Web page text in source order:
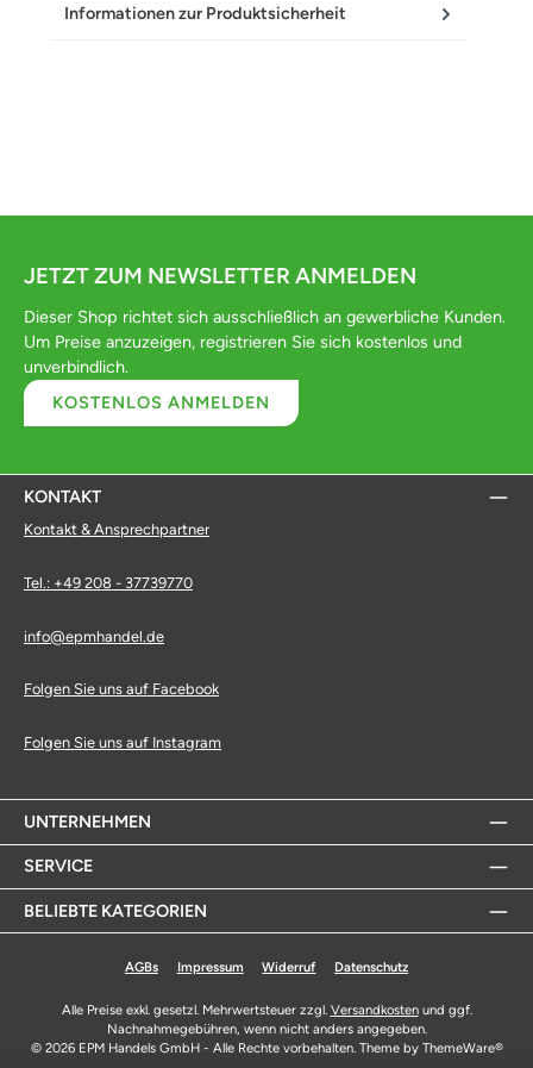
Informationen zur Produktsicherheit
JETZT ZUM NEWSLETTER ANMELDEN
Dieser Shop richtet sich ausschließlich an gewerbliche Kunden.
Um Preise anzuzeigen, registrieren Sie sich kostenlos und
unverbindlich.
KOSTENLOS ANMELDEN
KONTAKT
Kontakt & Ansprechpartner
Tel.: +49 208 - 37739770
info@epmhandel.de
Folgen Sie uns auf Facebook
Folgen Sie uns auf Instagram
UNTERNEHMEN
SERVICE
BELIEBTE KATEGORIEN
AGBs Impressum Widerruf Datenschutz
Alle Preise exkl. gesetzl. Mehrwertsteuer zzgl. Versandkostenund ggf.
Nachnahmegebühren, wenn nicht anders angegeben.
© 2026 EPM Handels GmbH - Alle Rechte vorbehalten. Theme by ThemeWare®